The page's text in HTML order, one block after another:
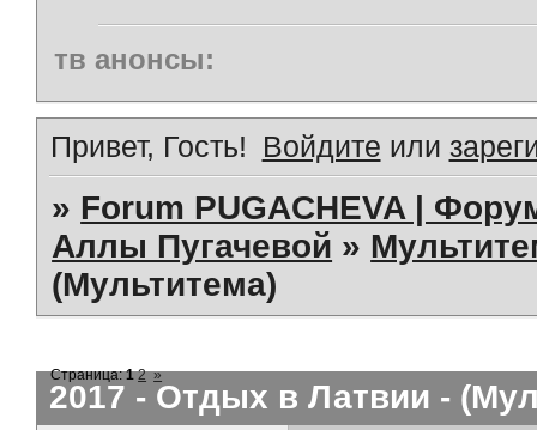
тв анонсы:
Привет, Гость! Войдите или
» Forum PUGACHEVA |
Аллы Пугачевой »
(Мультитема)
2017 - Отдых в Латвии -
Страница:1 2 »